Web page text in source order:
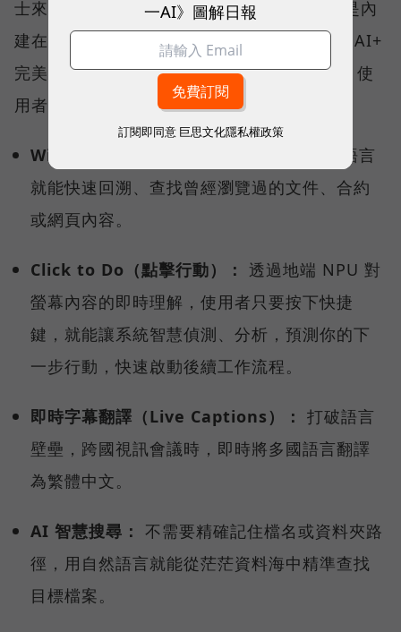
士來說，AI 不再只是網頁上的聊天工具，而是內
建在系統底層的數位助手。Prestige 14 Flip AI+
完美符合 Windows Copilot+ PC 架構認證，使
用者可解鎖多項雲端無法執行的關鍵功能：
Windows Recal（回顧功能） ：
用自然語言
就能快速回溯、查找曾經瀏覽過的文件、合約
或網頁內容。
Click to Do（點擊行動）： 透過地端 NPU 對
螢幕內容的即時理解，使用者只要按下快捷
鍵，就能讓系統智慧偵測、分析，預測你的下
一步行動，快速啟動後續工作流程。
即時字幕翻譯（Live Captions）： 打破語言
壁壘，跨國視訊會議時，即時將多國語言翻譯
為繁體中文。
AI 智慧搜尋： 不需要精確記住檔名或資料夾路
徑，用自然語言就能從茫茫資料海中精準查找
目標檔案。
一AI》圖解日報
訂閱即同意 巨思文化隱私權政策